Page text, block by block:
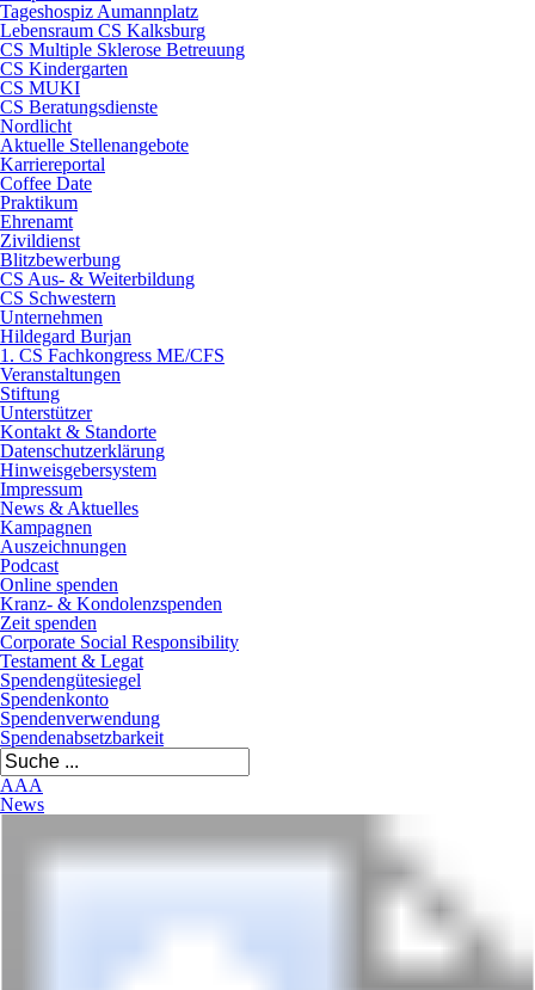
Tageshospiz Aumannplatz
Lebensraum CS Kalksburg
CS Multiple Sklerose Betreuung
CS Kindergarten
CS MUKI
CS Beratungsdienste
Nordlicht
Aktuelle Stellenangebote
Karriereportal
Coffee Date
Praktikum
Ehrenamt
Zivildienst
Blitzbewerbung
CS Aus- & Weiterbildung
CS Schwestern
Unternehmen
Hildegard Burjan
1. CS Fachkongress ME/CFS
Veranstaltungen
Stiftung
Unterstützer
Kontakt & Standorte
Datenschutzerklärung
Hinweisgebersystem
Impressum
News & Aktuelles
Kampagnen
Auszeichnungen
Podcast
Online spenden
Kranz- & Kondolenzspenden
Zeit spenden
Corporate Social Responsibility
Testament & Legat
Spendengütesiegel
Spendenkonto
Spendenverwendung
Spendenabsetzbarkeit
AAA
News